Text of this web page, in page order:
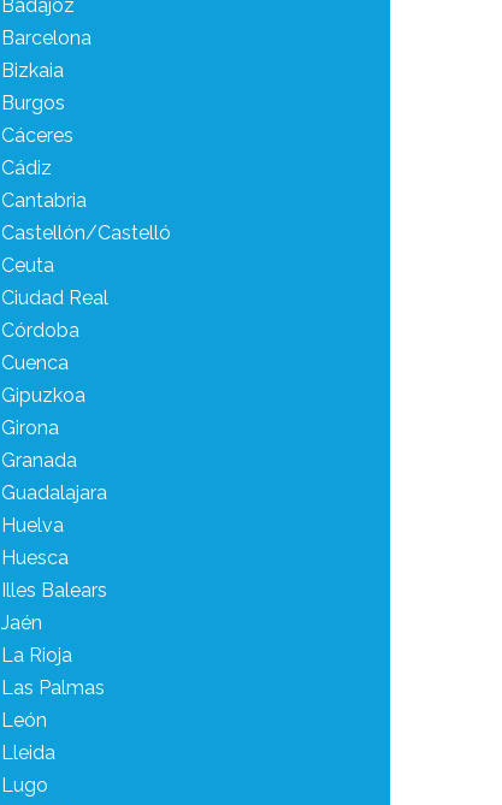
Badajoz
Barcelona
Bizkaia
Burgos
Cáceres
Cádiz
Cantabria
Castellón/Castelló
Ceuta
Ciudad Real
Córdoba
Cuenca
Gipuzkoa
Girona
Granada
Guadalajara
Huelva
Huesca
Illes Balears
Jaén
La Rioja
Las Palmas
León
Lleida
Lugo